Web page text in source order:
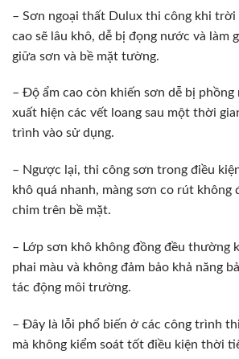
– Sơn ngoại thất Dulux thi công khi trời
cao sẽ lâu khô, dễ bị đọng nước và làm
giữa sơn và bề mặt tường.
– Độ ẩm cao còn khiến sơn dễ bị phồng
xuất hiện các vết loang sau một thời
trình vào sử dụng.
– Ngược lại, thi công sơn trong điều
khô quá nhanh, màng sơn co rút không
chim trên bề mặt.
– Lớp sơn khô không đồng đều thường
phai màu và không đảm bảo khả năng
tác động môi trường.
– Đây là lỗi phổ biến ở các công trình
mà không kiểm soát tốt điều kiện thời